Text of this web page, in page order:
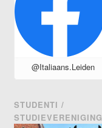
@Italiaans.Leiden
STUDENTI /
STUDIEVERENIGING